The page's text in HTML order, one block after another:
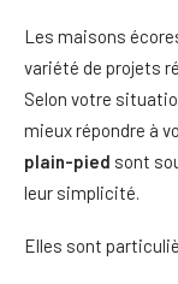
Les maisons
variété de projets
Selon votre
mieux répondre à
plain-pied sont
leur simplicité.
Elles sont